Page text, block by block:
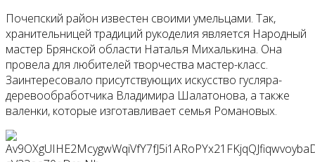
Почепский район известен своими умельцами. Так,
хранительницей традиций рукоделия является Народный
мастер Брянской области Наталья Михалькина. Она
провела для любителей творчества мастер-класс.
Заинтересовало присутствующих искусство гусляра-
деревообработчика Владимира Шалатонова, а также
валенки, которые изготавливает семья Романовых.